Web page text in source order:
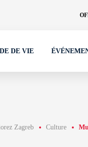
DE VIE
Zagreb Culture